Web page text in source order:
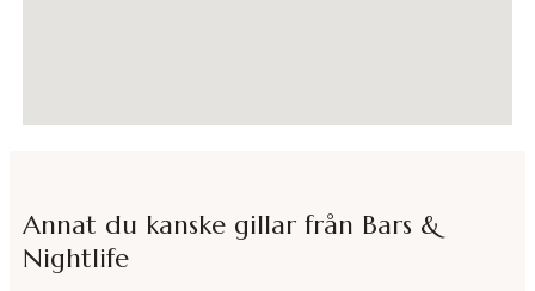
Annat du kanske gillar från Bars &
Nightlife